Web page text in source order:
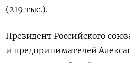
(219 тыс.).
Президент Российского
и предпринимателей